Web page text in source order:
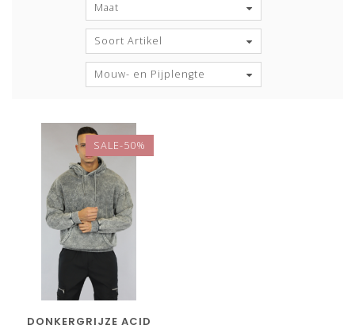
Maat
Soort Artikel
Mouw- en Pijplengte
SALE-50%
DONKERGRIJZE ACID